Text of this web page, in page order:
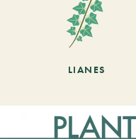
LIANES